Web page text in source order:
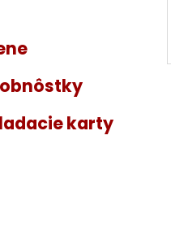
karty